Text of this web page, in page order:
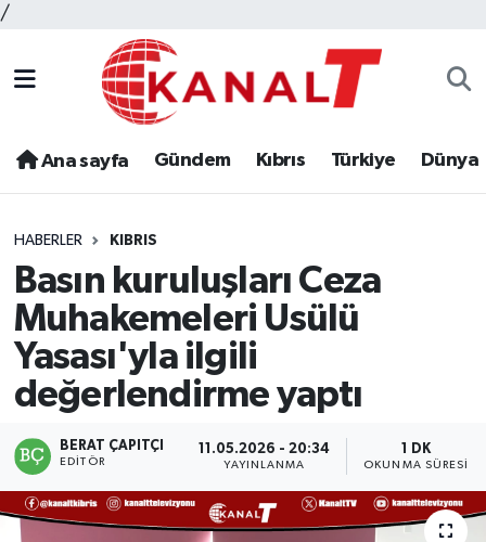
/
Ana sayfa Gündem Kıbrıs Türkiye Dünya
HABERLER KIBRIS
Basın kuruluşları Ceza
Muhakemeleri Usülü
Yasası'yla ilgili
değerlendirme yaptı
BERAT ÇAPITÇI
EDITÖR
11.05.2026 - 20:34
YAYINLANMA
1 DK
OKUNMA SÜRESI